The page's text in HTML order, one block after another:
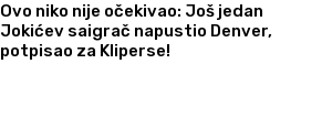
Ovo niko nije očekivao: Još jedan
Jokićev saigrač napustio Denver,
potpisao za Kliperse!